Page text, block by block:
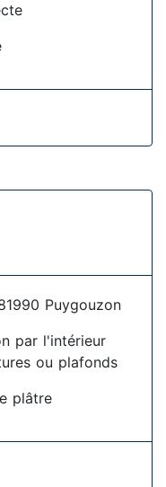
Puygouzon
par l'intérieur
ou plafonds
plâtre